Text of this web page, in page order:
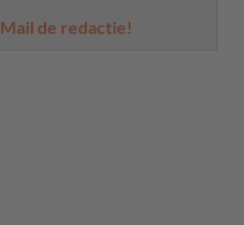
Mail de redactie!